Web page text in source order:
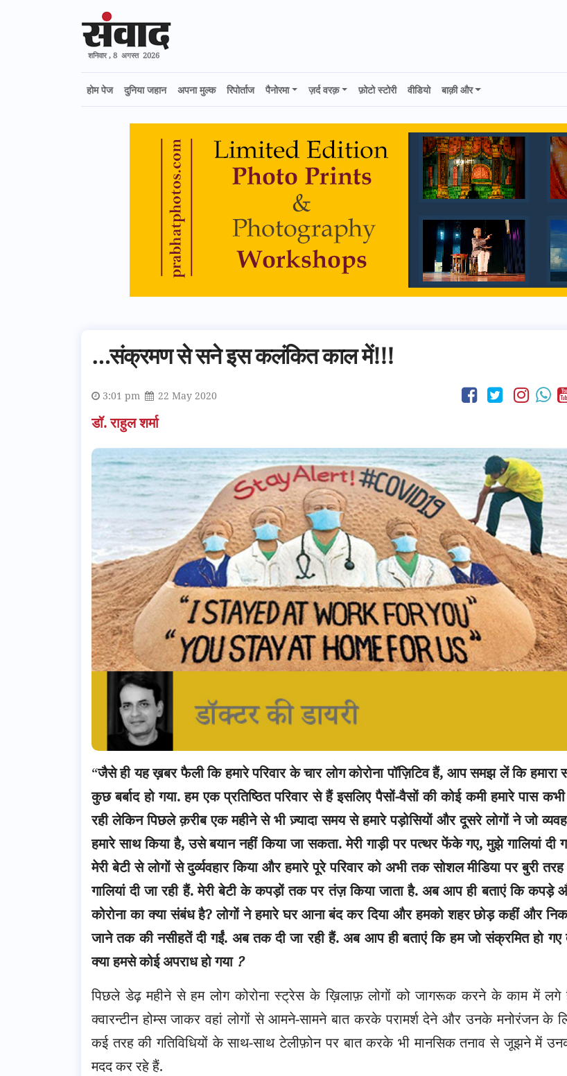
शनिवार , 8 अगस्त 2026
होम पेज दुनिया जहान अपना मुल्क रिपोर्ताज पैनोरमा ज़र्द वरक़ फ़ोटो स्टोरी वीडियो बाक़ी और
…संक्रमण से सने इस कलंकित काल में!!!
3:01 pm 22 May 2020
डॉ. राहुल शर्मा
“जैसे ही यह ख़बर फैली कि हमारे परिवार के चार लोग कोरोना पॉज़िटिव हैं, आप समझ लें कि हमारा
कुछ बर्बाद हो गया. हम एक प्रतिष्ठित परिवार से हैं इसलिए पैसों-वैसों की कोई कमी हमारे पास
रही लेकिन पिछले क़रीब एक महीने से भी ज़्यादा समय से हमारे पड़ोसियों और दूसरे लोगों ने जो
हमारे साथ किया है, उसे बयान नहीं किया जा सकता.मेरी गाड़ी पर पत्थर फेंके गए, मुझे गालियां दी
मेरी बेटी से लोगों से दुर्व्यवहार किया और हमारे पूरे परिवार को अभी तक सोशल मीडिया पर बुरी
गालियां दी जा रही हैं. मेरी बेटी के कपड़ों तक पर तंज़ किया जाता है. अब आप ही बताएं कि कपड़े
कोरोना का क्या संबंध है? लोगों ने हमारे घर आना बंद कर दिया और हमको शहर छोड़ कहीं और
जाने तक की नसीहतें दी गईं. अब तक दी जा रही हैं. अब आप ही बताएं कि हम जो संक्रमित हो गए
क्या हमसे कोई अपराध हो गया ?
पिछले डेढ़ महीने से हम लोग कोरोना स्ट्रेस के ख़िलाफ़ लोगों को जागरूक करने के काम में लगे
क्वारन्टीन होम्स जाकर वहां लोगों से आमने-सामने बात करके परामर्श देने और उनके मनोरंजन के
कई तरह की गतिविधियों के साथ-साथ टेलीफ़ोन पर बात करके भी मानसिक तनाव से जूझने में
मदद कर रहे हैं.